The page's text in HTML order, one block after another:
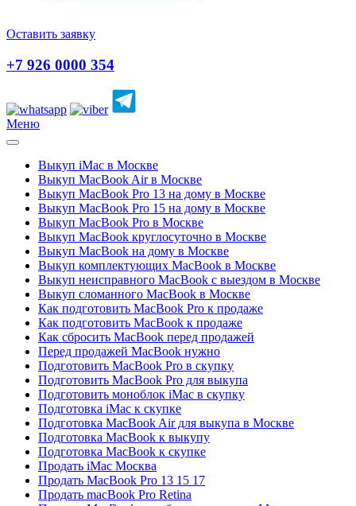
Оставить заявку
+7 926 0000 354
Меню
Выкуп iMac в Москве
Выкуп MacBook Air в Москве
Выкуп MacBook Pro 13 на дому в Москве
Выкуп MacBook Pro 15 на дому в Москве
Выкуп MacBook Pro в Москве
Выкуп MacBook круглосуточно в Москве
Выкуп MacBook на дому в Москве
Выкуп комплектующих MacBook в Москве
Выкуп неисправного MacBook с выездом в Москве
Выкуп сломанного MacBook в Москве
Как подготовить MacBook Pro к продаже
Как подготовить MacBook к продаже
Как сбросить MacBook перед продажей
Перед продажей MacBook нужно
Подготовить MacBook Pro в скупку
Подготовить MacBook Pro для выкупа
Подготовить моноблок iMac в скупку
Подготовка iMac к скупке
Подготовка MacBook Air для выкупа в Москве
Подготовка MacBook к выкупу
Подготовка MacBook к скупке
Продать iMac Москва
Продать MacBook Pro 13 15 17
Продать macBook Pro Retina